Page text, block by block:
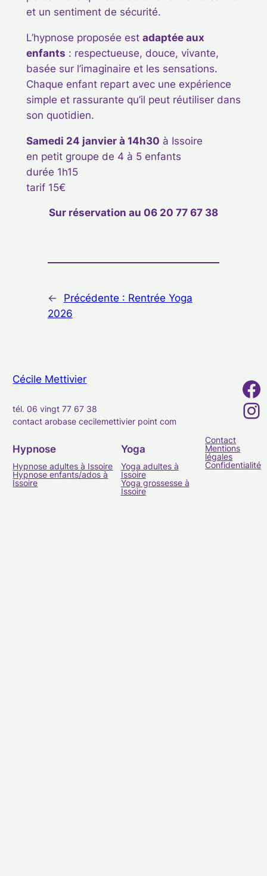
et un sentiment de sécurité.
L’hypnose proposée est adaptée aux
enfants : respectueuse, douce, vivante,
basée sur l’imaginaire et les sensations.
Chaque enfant repart avec une expérience
simple et rassurante qu’il peut réutiliser dans
son quotidien.
Samedi 24 janvier à 14h30 à Issoire
en petit groupe de 4 à 5 enfants
durée 1h15
tarif 15€
Sur réservation au 06 20 77 67 38
← Précédente : Rentrée Yoga
2026
Cécile Mettivier
tél. 06 vingt 77 67 38
contactarobase cecilemettivier point com
Facebook
Instagram
Hypnose
Hypnose adultes à Issoire
Hypnose enfants/ados à
Issoire
Yoga
Yoga adultes à
Issoire
Yoga grossesse à
Issoire
Contact
Mentions
légales
Confidentialité